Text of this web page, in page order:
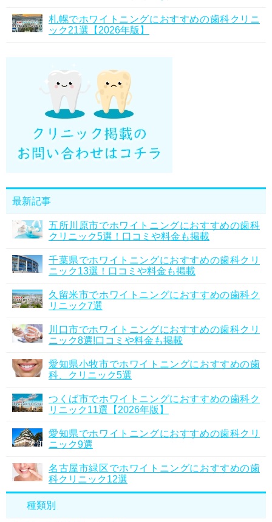
札幌でホワイトニングにおすすめの歯科クリニ
ック21選【2026年版】
最新記事
五所川原市でホワイトニングにおすすめの歯科
クリニック5選！口コミや料金も掲載
千葉県でホワイトニングにおすすめの歯科クリ
ニック13選！口コミや料金も掲載
久留米市でホワイトニングにおすすめの歯科ク
リニック7選
川口市でホワイトニングにおすすめの歯科クリ
ニック8選!口コミや料金も掲載
愛知県小牧市でホワイトニングにおすすめの歯
科、クリニック5選
つくば市でホワイトニングにおすすめの歯科ク
リニック11選【2026年版】
愛知県でホワイトニングにおすすめの歯科クリ
ニック9選
名古屋市緑区でホワイトニングにおすすめの歯
科クリニック12選
種類別